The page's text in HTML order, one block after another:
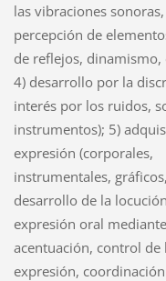
las vibraciones sonoras,
percepción de
de reflejos, dinamismo,
4) desarrollo por la
interés por los ruidos,
instrumentos); 5)
expresión (corporales,
instrumentales,
desarrollo de la
expresión oral
acentuación, control de
expresión,